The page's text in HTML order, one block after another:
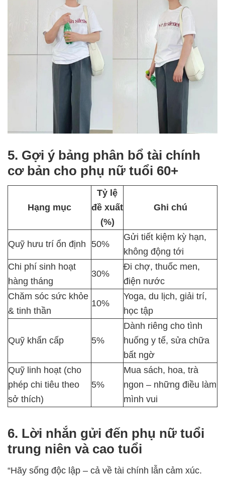
5. Gợi ý bảng phân bổ tài chính
cơ bản cho phụ nữ tuổi 60+
Hạng mục
Tỷ lệ
đề xuất
(%)
Ghi chú
Quỹ hưu trí ổn định 50%
Gửi tiết kiệm kỳ hạn,
không động tới
Chi phí sinh hoạt
hàng tháng
30%
Đi chợ, thuốc men,
điện nước
Chăm sóc sức khỏe
& tinh thần
10%
Yoga, du lịch, giải trí,
học tập
Quỹ khẩn cấp 5%
Dành riêng cho tình
huống y tế, sửa chữa
bất ngờ
Quỹ linh hoạt (cho
phép chi tiêu theo
sở thích)
5%
Mua sách, hoa, trà
ngon – những điều làm
mình vui
6. Lời nhắn gửi đến phụ nữ tuổi
trung niên và cao tuổi
“Hãy sống độc lập – cả về tài chính lẫn cảm xúc.